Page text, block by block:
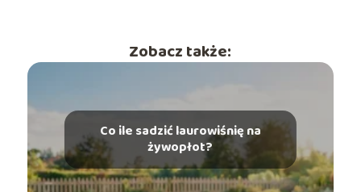
Zobacz także:
Co ile sadzić laurowiśnię na
żywopłot?